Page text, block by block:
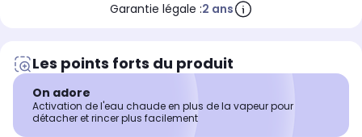
Garantie légale :2 ans
Les points forts du produit
On adore
Activation de l'eau chaude en plus de la vapeur pour
détacher et rincer plus facilement